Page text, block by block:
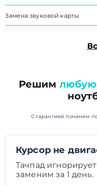
Замена звуковой карты
Решим любую
С гарантией починим
Курсор не
Тачпад
заменим за 1 день.